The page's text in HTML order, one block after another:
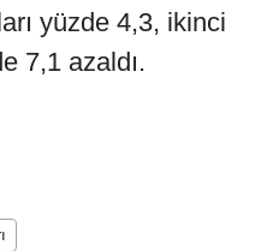
yüzde 4,3, ikinci
7,1 azaldı.